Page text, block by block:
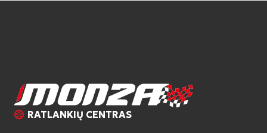
RATLANKIŲ CENTRAS